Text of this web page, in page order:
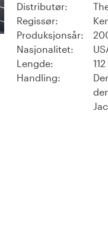
Distributør:
Regissør:
Produksjonsår:
Nasjonalitet:
Lengde:
Handling: